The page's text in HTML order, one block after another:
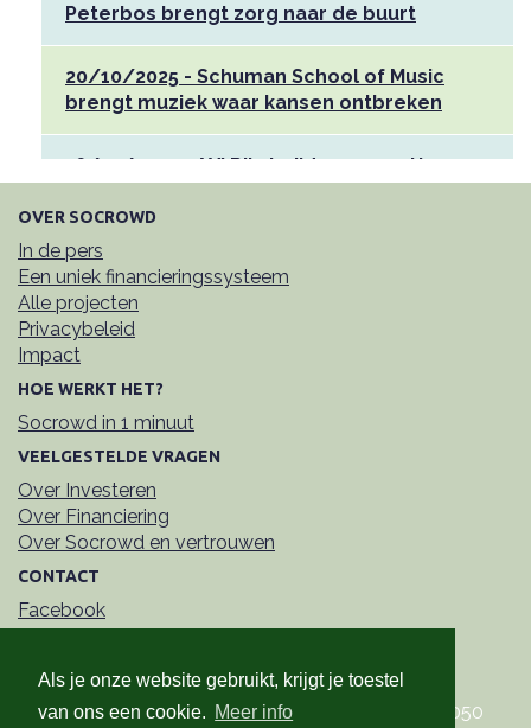
Als je onze website gebruikt, krijgt je toestel
van ons een cookie. Meer info
Peterbos brengt zorg naar de buurt
20/10/2025 - Schuman School of Music
brengt muziek waar kansen ontbreken
16/10/2025 - AXI Riksjarijders verzetten
isolement
30/09/2025 - On Stage - bruisende,
inclusieve hotspot in Deurne
17/07/2025 - Campagne ONYX - waar
muren geen grenzen zijn maar kansen
16/06/2025 - Vers van de pers: Socrowd
Activiteitenverslag 2024
02/05/2025 - Nieuwe campagne voor
Wijkgezondheidscentrum DE REIEN
20/04/2025 - Nieuwe campagne voor
OVER SOCROWD
In de pers
Een uniek financieringssysteem
Alle projecten
Privacybeleid
Impact
HOE WERKT HET?
Socrowd in 1 minuut
VEELGESTELDE VRAGEN
Over Investeren
Over Financiering
Over Socrowd en vertrouwen
CONTACT
Facebook
LinkedIn
Socrowd Erkende CVSO• Kerkstraat 108 • 9050